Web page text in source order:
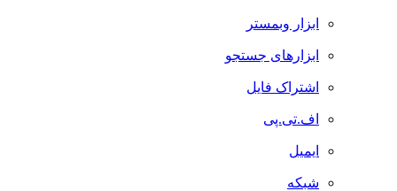
ابزار وبمستر
ابزارهای جستجو
اشتراک فایل
اف.تی.پی
ایمیل
شبکه